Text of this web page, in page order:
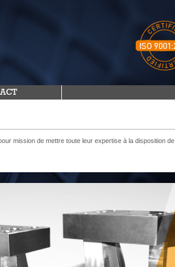
mission de mettre toute leur expertise à la disposition de